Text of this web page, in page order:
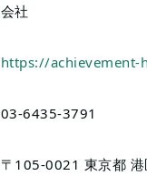
会社
https://achievement-
03-6435-3791
〒105-0021 東京都 港